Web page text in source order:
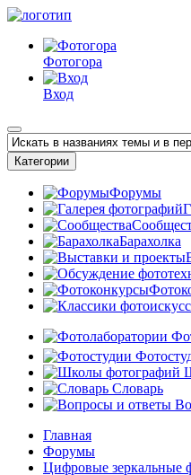
Фотогора
Вход
Категории
Форумы
Барахолка
Словарь
Главная
Форумы
Цифровые зеркальные